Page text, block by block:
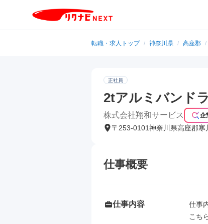
転職・求人トップ / 神奈川県 / 高座郡 /
正社員
2tアルミバンド
株式会社翔和サービス 企
〒253-0101神奈川県高座郡寒
仕事概要
仕事内容
仕事
こち